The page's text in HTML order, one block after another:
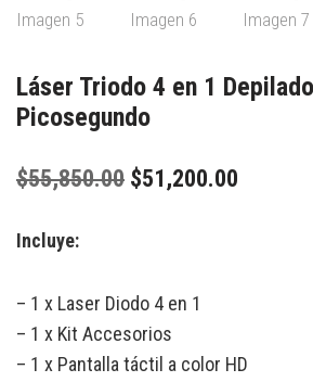
Láser Triodo 4 en 1
Picosegundo
$55,850.00 $51,200.00
Incluye:
– 1 x Laser Diodo 4 en 1
– 1 x Kit Accesorios
– 1 x Pantalla táctil a color HD